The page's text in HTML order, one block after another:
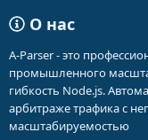
О нас
A-Parser - это
промышленного
гибкость Node.js.
арбитраже трафика с
масштабируемостью